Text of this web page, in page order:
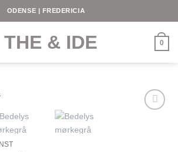
ODENSE | FREDERICIA
0